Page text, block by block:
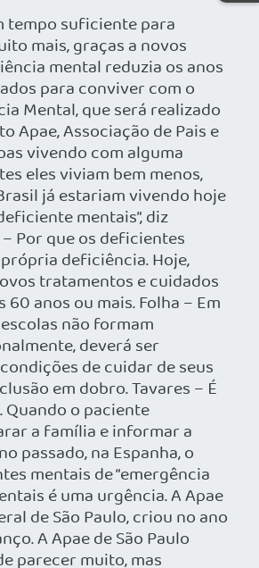
tempo suficiente para
mais, graças a novos
mental reduzia os anos
para conviver com o
Mental, que será realizado
Apae, Associação de Pais e
vivendo com alguma
eles viviam bem menos,
já estariam vivendo hoje
mentais”, diz
Por que os deficientes
deficiência. Hoje,
tratamentos e cuidados
anos ou mais. Folha – Em
não formam
deverá ser
de cuidar de seus
em dobro. Tavares – É
o paciente
a família e informar a
passado, na Espanha, o
mentais de “emergência
é uma urgência. A Apae
de São Paulo, criou no ano
A Apae de São Paulo
parecer muito, mas